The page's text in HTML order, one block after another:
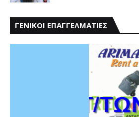
ΓΕΝΙΚΟΙ ΕΠΑΓΓΕΛΜΑΤΙΕΣ